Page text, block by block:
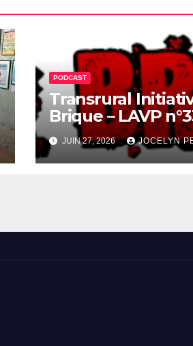
PODCAST
Transrural
Brique – LAVP
JUIN 27, 2026 JOCELYN